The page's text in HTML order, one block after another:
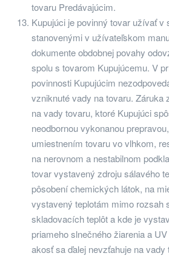
tovaru Predávajúcim.
Kupujúci je povinný tovar užívať v
stanovenými v užívateľskom
dokumente obdobnej povahy
spolu s tovarom Kupujúcemu. V
povinnosti Kupujúcim
vzniknuté vady na tovaru. Záruka
na vady tovaru, ktoré Kupujúci
neodbornou vykonanou
umiestnením tovaru vo vlhkom,
na nerovnom a nestabilnom
tovar vystavený zdroju sálavého
pôsobení chemických látok, na
vystavený teplotám mimo rozsah
skladovacích teplôt a kde je
priameho slnečného žiarenia a
akosť sa ďalej nevzťahuje na